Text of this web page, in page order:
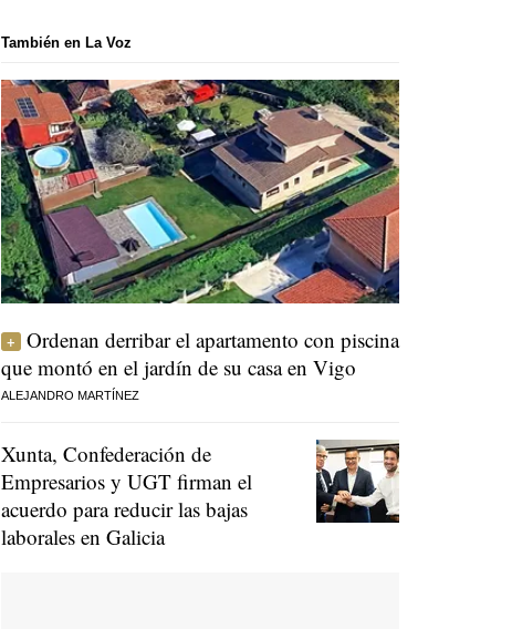
También en La Voz
Ordenan derribar el apartamento con piscina
que montó en el jardín de su casa en Vigo
ALEJANDRO MARTÍNEZ
Xunta, Confederación de
Empresarios y UGT firman el
acuerdo para reducir las bajas
laborales en Galicia